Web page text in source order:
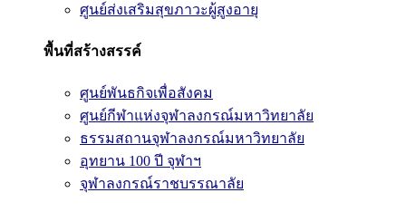
ศูนย์ส่งเสริมสุขภาวะผู้สูงอายุ
พื้นที่สร้างสรรค์
ศูนย์พันธกิจเพื่อสังคม
ศูนย์กีฬาแห่งจุฬาลงกรณ์มหาวิทยาลัย
ธรรมสถานจุฬาลงกรณ์มหาวิทยาลัย
อุทยาน 100 ปี จุฬาฯ
จุฬาลงกรณ์ราชบรรณาลัย